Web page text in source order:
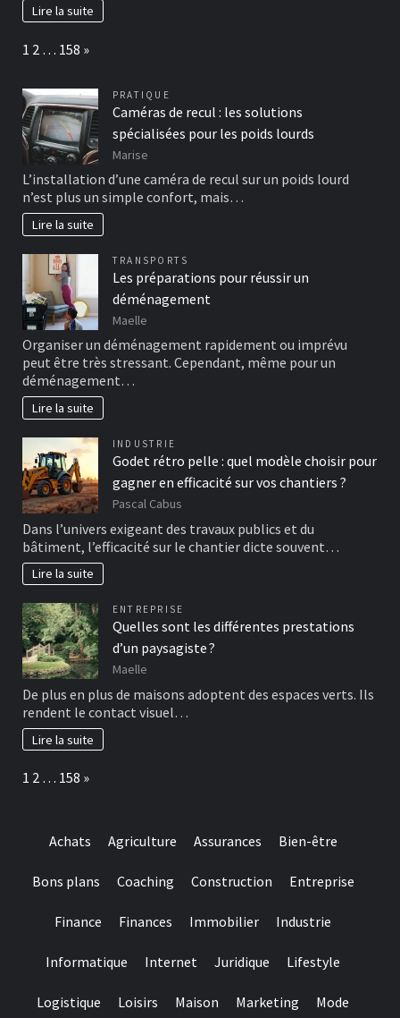
Lire la suite
Page:
1 2 … 158 Next
»
PRATIQUE
Caméras de recul : les solutions
spécialisées pour les poids lourds
Marise
L’installation d’une caméra de recul sur un poids lourd
n’est plus un simple confort, mais…
Lire la suite
TRANSPORTS
Les préparations pour réussir un
déménagement
Maelle
Organiser un déménagement rapidement ou imprévu
peut être très stressant. Cependant, même pour un
déménagement…
Lire la suite
INDUSTRIE
Godet rétro pelle : quel modèle choisir pour
gagner en efficacité sur vos chantiers ?
Pascal Cabus
Dans l’univers exigeant des travaux publics et du
bâtiment, l’efficacité sur le chantier dicte souvent…
Lire la suite
ENTREPRISE
Quelles sont les différentes prestations
d’un paysagiste ?
Maelle
De plus en plus de maisons adoptent des espaces verts. Ils
rendent le contact visuel…
Lire la suite
Page:
1 2 … 158 Next
»
Achats Agriculture Assurances Bien-être
Bons plans Coaching Construction Entreprise
Finance Finances Immobilier Industrie
Informatique Internet Juridique Lifestyle
Logistique Loisirs Maison Marketing Mode